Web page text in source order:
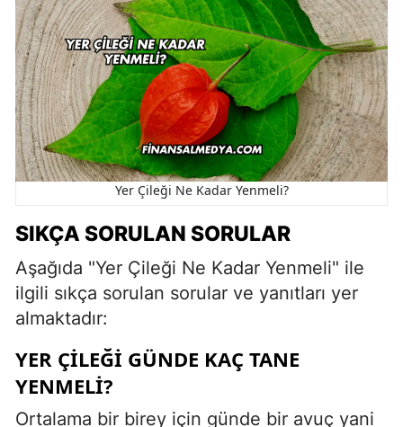
Yer Çileği Ne Kadar Yenmeli?
SIKÇA SORULAN SORULAR
Aşağıda "Yer Çileği Ne Kadar Yenmeli" ile
ilgili sıkça sorulan sorular ve yanıtları yer
almaktadır:
YER ÇILEĞI GÜNDE KAÇ TANE
YENMELI?
Ortalama bir birey için günde bir avuç yani